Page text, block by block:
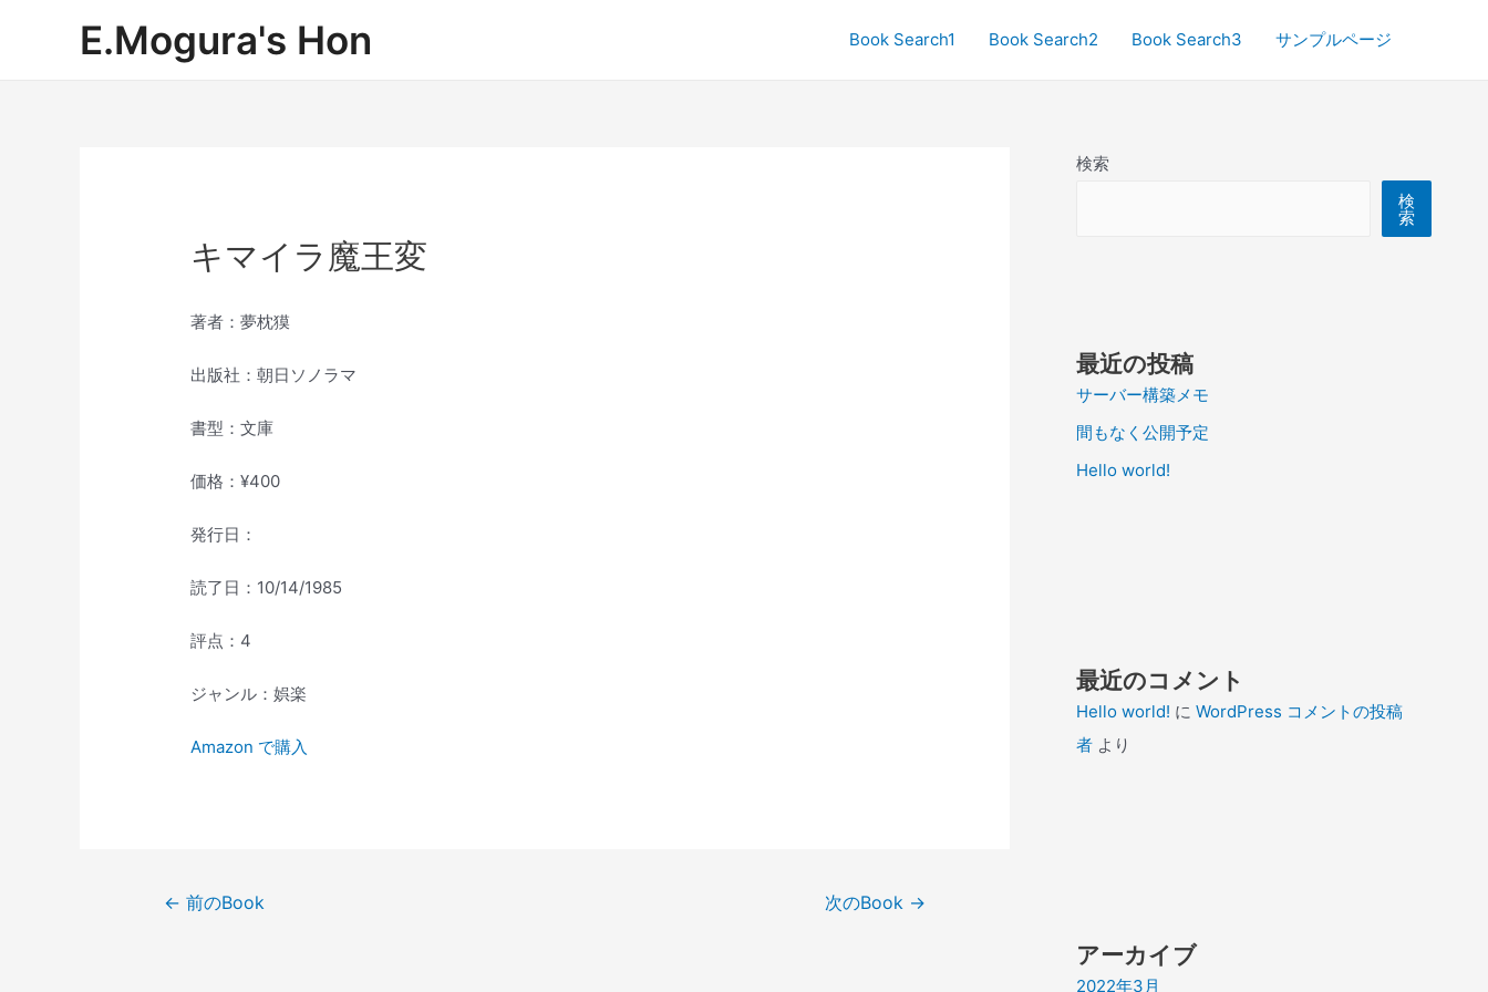
E.Mogura's Hon Book Search1 Book Search2 Book Search3 サンプルページ
キマイラ魔王変
著者：夢枕獏
出版社：朝日ソノラマ
書型：文庫
価格：¥400
発行日：
読了日：10/14/1985
評点：4
ジャンル：娯楽
Amazon で購入
← 前のBook 次のBook →
検索
検
索
最近の投稿
サーバー構築メモ
間もなく公開予定
Hello world!
最近のコメント
Hello world! に WordPress コメントの投稿
者 より
アーカイブ
2022年3月